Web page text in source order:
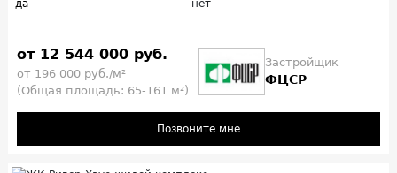
да
нет
от 12 544 000 руб.
от 196 000 руб./м²
(Общая площадь: 65-161 м²)
Застройщик
ФЦСР
Позвоните мне